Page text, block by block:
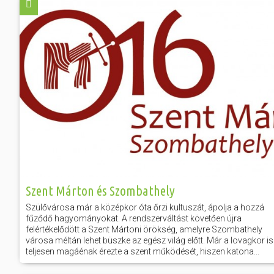
Gyerekeknek
Sport
Buli/Disco
Kiemelt rendezvények
Tanfolyam, képzés
Tábor
Egyebek
Ünnepek,
megemlékezések
Megyei kitekintő
Fák
Víz
Szent Márton és Szombathely
Szülővárosa már a középkor óta őrzi kultuszát, ápolja a hozzá
fűződő hagyományokat. A rendszerváltást követően újra
felértékelődött a Szent Mártoni örökség, amelyre Szombathely
városa méltán lehet büszke az egész világ előtt. Már a lovagkor is
teljesen magáénak érezte a szent működését, hiszen katona...